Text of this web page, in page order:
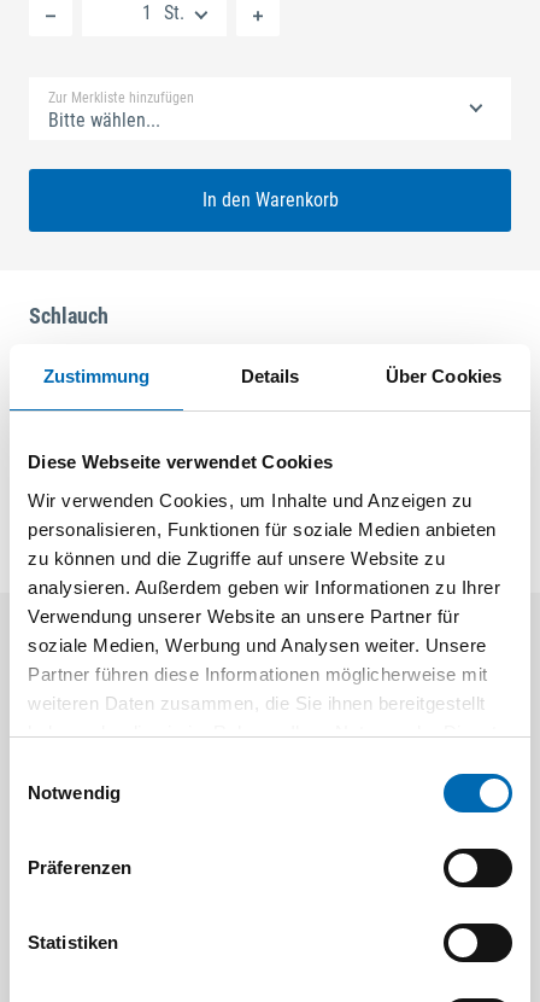
Zustimmung Details Über Cookies
Diese Webseite verwendet Cookies
Wir verwenden Cookies, um Inhalte und Anzeigen zu
personalisieren, Funktionen für soziale Medien anbieten
zu können und die Zugriffe auf unsere Website zu
analysieren. Außerdem geben wir Informationen zu Ihrer
Verwendung unserer Website an unsere Partner für
soziale Medien, Werbung und Analysen weiter. Unsere
Partner führen diese Informationen möglicherweise mit
weiteren Daten zusammen, die Sie ihnen bereitgestellt
haben oder die sie im Rahmen Ihrer Nutzung der Dienste
Notwendig
Präferenzen
Statistiken
St.
Zur Merkliste hinzufügen
Bitte wählen...
In den Warenkorb
Schlauch
Produktbeschreibung
Aktuelle Angebote
Bit-